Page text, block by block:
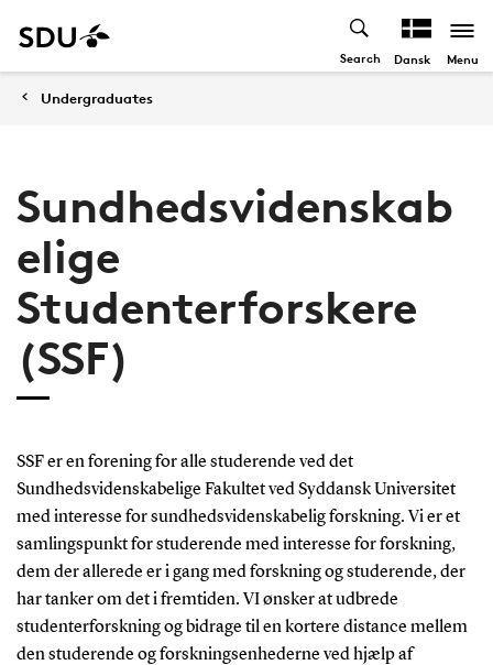
Search Dansk Menu
Undergraduates
Sundhedsvidenskab
elige
Studenterforskere
(SSF)
SSF er en forening for alle studerende ved det
Sundhedsvidenskabelige Fakultet ved Syddansk Universitet
med interesse for sundhedsvidenskabelig forskning. Vi er et
samlingspunkt for studerende med interesse for forskning,
dem der allerede er i gang med forskning og studerende, der
har tanker om det i fremtiden. VI ønsker at udbrede
studenterforskning og bidrage til en kortere distance mellem
den studerende og forskningsenhederne ved hjælp af